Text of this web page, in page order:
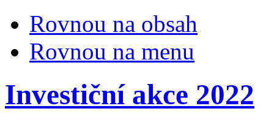
Rovnou na obsah
Rovnou na menu
Investiční akce 2022